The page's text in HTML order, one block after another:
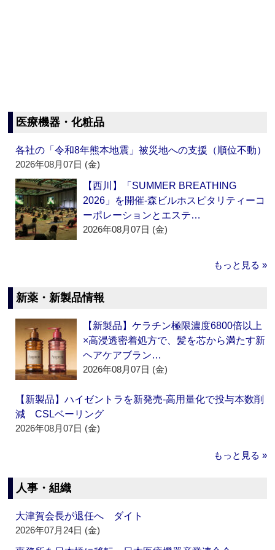
医療機器・化粧品
各社の「令和8年熊本地震」被災地への支援（順位不動）
2026年08月07日 (金)
【西川】「SUMMER BREATHING
2026」を開催‐森ビルホスピタリティーコ
ーポレーションとエステ…
2026年08月07日 (金)
もっと見る »
新薬・新製品情報
【新製品】ケラチン極限濃度6800倍以上
×高浸透密着処方で、髪を芯から満たす新
ヘアケアブラン…
2026年08月07日 (金)
【新製品】ハイゼントラを新発売‐高用量化で投与本数削
減 CSLベーリング
2026年08月07日 (金)
もっと見る »
人事・組織
大津賀会長が退任へ ダイト
2026年07月24日 (金)